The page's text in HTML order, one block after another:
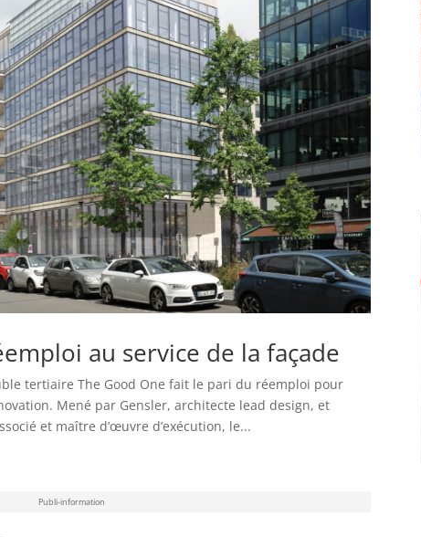
au service de la façade
tertiaire The Good One fait le pari du réemploi pour
Mené par Gensler, architecte lead design, et
et maître d’œuvre d’exécution, le...
Publi-information